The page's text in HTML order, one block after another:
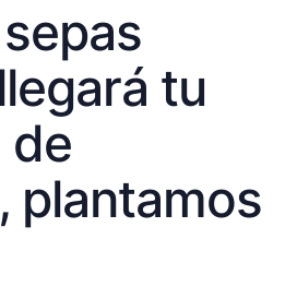
tu
de
plantamos